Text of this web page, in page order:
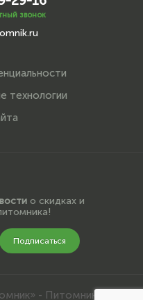
звонок
технологии
о скидках и
Подписаться
- Питомник